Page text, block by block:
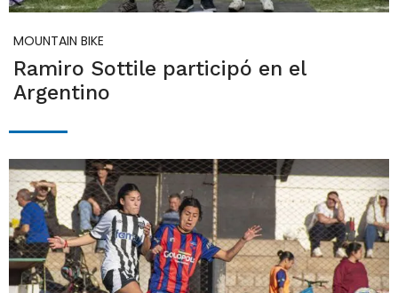
MOUNTAIN BIKE
Ramiro Sottile participó en el
Argentino